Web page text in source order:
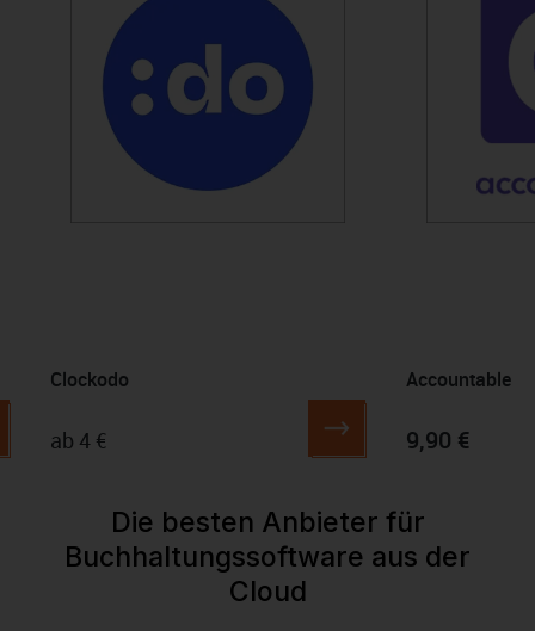
Clockodo
ab 4 €
Accountable
9,90 €
Die besten Anbieter für
Buchhaltungssoftware aus der
Cloud